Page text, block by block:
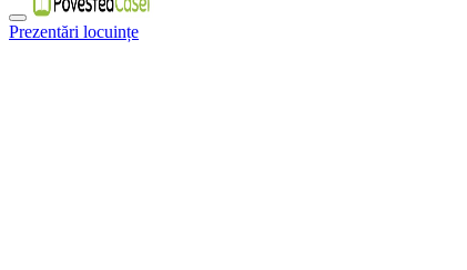
Prezentări locuințe